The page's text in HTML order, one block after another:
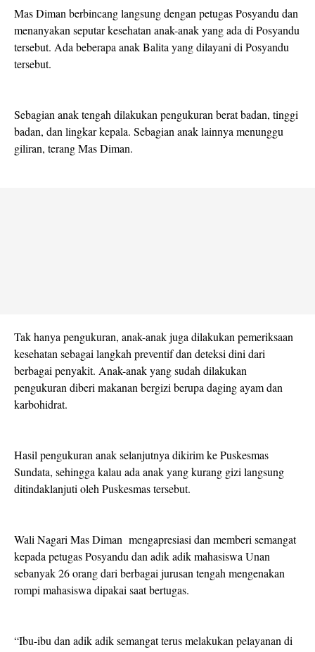
Mas Diman berbincang langsung dengan petugas Posyandu dan
menanyakan seputar kesehatan anak-anak yang ada di Posyandu
tersebut. Ada beberapa anak Balita yang dilayani di Posyandu
tersebut.
Sebagian anak tengah dilakukan pengukuran berat badan, tinggi
badan, dan lingkar kepala. Sebagian anak lainnya menunggu
giliran, terang Mas Diman.
Tak hanya pengukuran, anak-anak juga dilakukan pemeriksaan
kesehatan sebagai langkah preventif dan deteksi dini dari
berbagai penyakit. Anak-anak yang sudah dilakukan
pengukuran diberi makanan bergizi berupa daging ayam dan
karbohidrat.
Hasil pengukuran anak selanjutnya dikirim ke Puskesmas
Sundata, sehingga kalau ada anak yang kurang gizi langsung
ditindaklanjuti oleh Puskesmas tersebut.
Wali Nagari Mas Diman mengapresiasi dan memberi semangat
kepada petugas Posyandu dan adik adik mahasiswa Unan
sebanyak 26 orang dari berbagai jurusan tengah mengenakan
rompi mahasiswa dipakai saat bertugas.
“Ibu-ibu dan adik adik semangat terus melakukan pelayanan di